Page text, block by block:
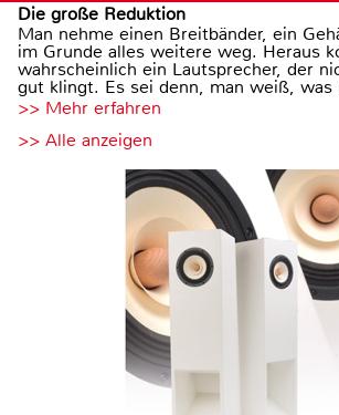
Die große Reduktion
Man nehme einen Breitbänder, ein
im Grunde alles weitere weg. Heraus
wahrscheinlich ein Lautsprecher, der
gut klingt. Es sei denn, man weiß, was
>> Mehr erfahren
>> Alle anzeigen